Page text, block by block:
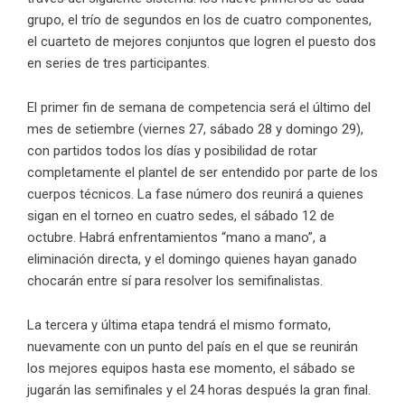
grupo, el trío de segundos en los de cuatro componentes,
el cuarteto de mejores conjuntos que logren el puesto dos
en series de tres participantes.
El primer fin de semana de competencia será el último del
mes de setiembre (viernes 27, sábado 28 y domingo 29),
con partidos todos los días y posibilidad de rotar
completamente el plantel de ser entendido por parte de los
cuerpos técnicos. La fase número dos reunirá a quienes
sigan en el torneo en cuatro sedes, el sábado 12 de
octubre. Habrá enfrentamientos “mano a mano”, a
eliminación directa, y el domingo quienes hayan ganado
chocarán entre sí para resolver los semifinalistas.
La tercera y última etapa tendrá el mismo formato,
nuevamente con un punto del país en el que se reunirán
los mejores equipos hasta ese momento, el sábado se
jugarán las semifinales y el 24 horas después la gran final.